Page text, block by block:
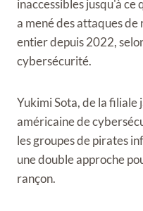
inaccessibles jusqu'à
a mené des attaques
entier depuis 2022,
cybersécurité.
Yukimi Sota, de la filiale
américaine de
les groupes de pirates
une double approche
rançon.